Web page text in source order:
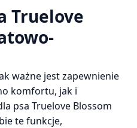
Truelove
ważne jest zapewnienie
komfortu, jak i
psa Truelove Blossom
te funkcje,